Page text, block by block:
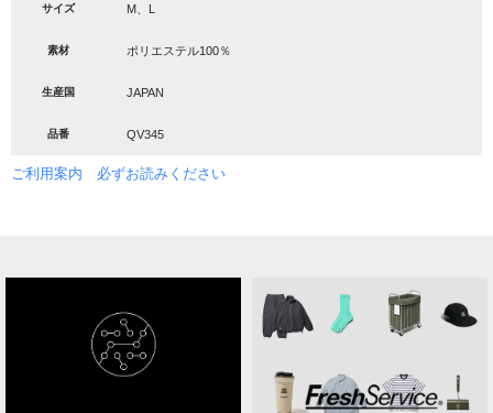
サイズ M、L
素材 ポリエステル100％
生産国 JAPAN
品番 QV345
ご利用案内 必ずお読みください